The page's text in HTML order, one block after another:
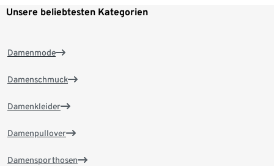
Unsere beliebtesten Kategorien
Damenmode
Damenschmuck
Damenkleider
Damenpullover
Damensporthosen